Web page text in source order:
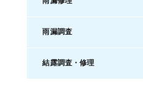
雨漏調査
結露調査・修理